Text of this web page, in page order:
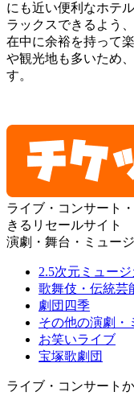
にも近い便利なホテ
ラックスできるよう
在中に余裕を持って
や観光地も多いため
す。
ライブ・コンサート
きるリセールサイト
演劇・舞台・ミュー
2.5次元ミュー
歌舞伎・伝統芸
劇団四季
その他の演劇・
お笑いライブ
宝塚歌劇団
ライブ・コンサート